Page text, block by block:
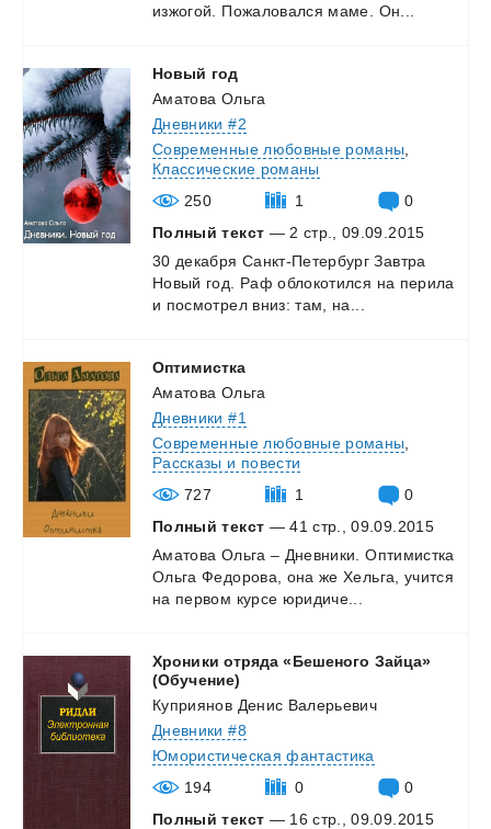
изжогой.
Пожаловался маме. Он...
Новый год
Аматова Ольга
Дневники #2
Современные любовные романы
Классические романы
250
1
0
Полный текст — 2 стр., 09.09.2015
30 декабря Санкт-Петербург Завтра
Новый год. Раф облокотился на перила
и посмотрел вниз: там, на...
Оптимистка
Аматова Ольга
Дневники #1
Современные любовные романы
Рассказы и повести
727
1
0
Полный текст — 41 стр., 09.09.2015
Аматова Ольга – Дневники.
Оптимистка
Ольга Федорова, она же Хельга,
учится
на первом курсе юридиче...
Хроники отряда «Бешеного Зайца»
(Обучение)
Куприянов Денис Валерьевич
Дневники #8
Юмористическая фантастика
194
0
0
Полный текст — 16 стр., 09.09.2015